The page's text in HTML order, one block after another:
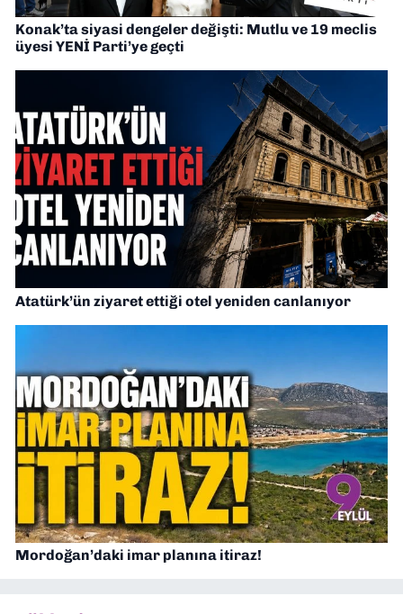
Konak’ta siyasi dengeler değişti: Mutlu ve 19 meclis
üyesi YENİ Parti’ye geçti
Atatürk’ün ziyaret ettiği otel yeniden canlanıyor
Mordoğan’daki imar planına itiraz!